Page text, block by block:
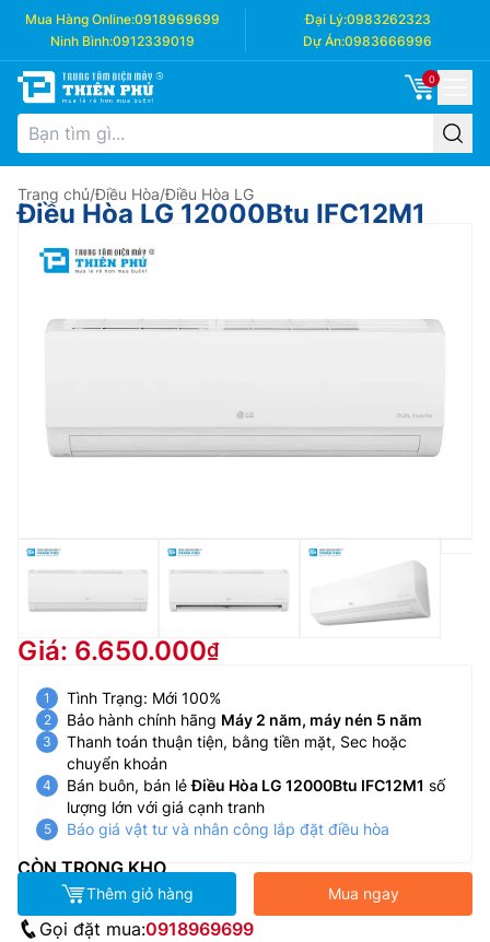
Mua Hàng Online:0918969699 Đại Lý:0983262323
Ninh Bình:0912339019 Dự Án:0983666996
0
Trang chủ/Điều Hòa/Điều Hòa LG
Điều Hòa LG 12000Btu IFC12M1
Giá: 6.650.000
Tình Trạng: Mới 100%
Bảo hành chính hãng Máy 2 năm, máy nén 5 năm
Thanh toán thuận tiện, bằng tiền mặt, Sec hoặc
chuyển khoản
Bán buôn, bán lẻĐiều Hòa LG 12000Btu IFC12M1 số
lượng lớn với giá cạnh tranh
Báo giá vật tư và nhân công lắp đặt điều hòa
CÒN TRONG KHO
Thêm giỏ hàng Mua ngay
Gọi đặt mua:0918969699